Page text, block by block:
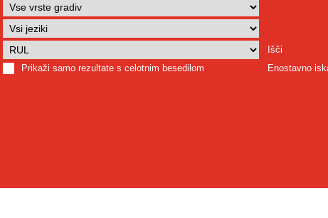
Išči
Prikaži samo rezultate s celotnim besedilom
Enostavno